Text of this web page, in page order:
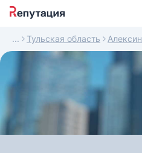
Тульская область Алексин